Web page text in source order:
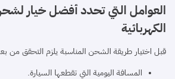
العوامل التي تحدد أفضل خيار
الكهربائية
قبل اختيار طريقة الشحن المناسبة يلزم التحقق من
المسافة اليومية التي تقطعها السيارة.